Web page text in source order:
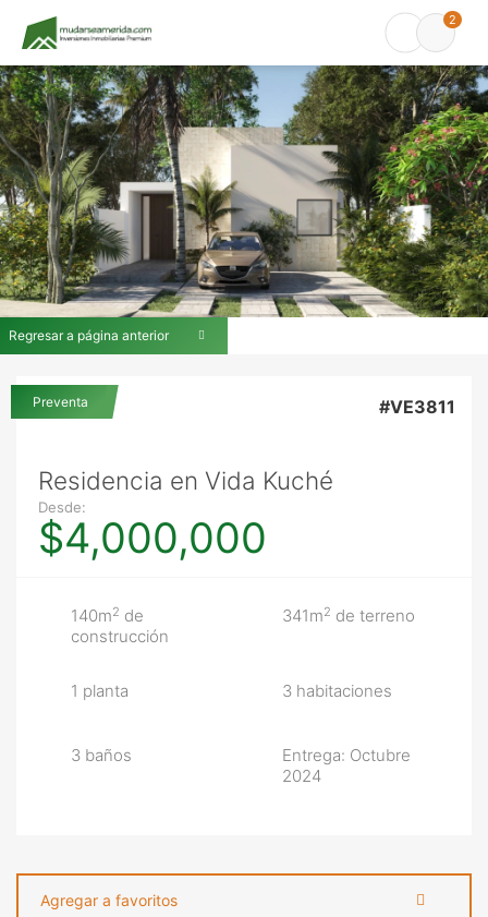
2
Regresar a página anterior
Preventa
Residencia en Vida Kuché
Desde:
$4,000,000
#VE3811
140m2 de
construcción
341m2 de terreno
1 planta 3 habitaciones
3 baños
Entrega: Octubre
2024
Agregar a favoritos